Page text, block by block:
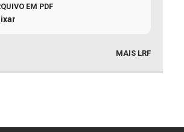
EM PDF
MAIS LRF